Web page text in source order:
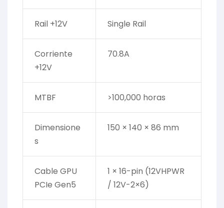
Rail +12V Single Rail
Corriente
+12V
70.8A
MTBF >100,000 horas
Dimensione
s
150 × 140 × 86 mm
Cable GPU
PCIe Gen5
1 × 16-pin (12VHPWR
/ 12V-2×6)